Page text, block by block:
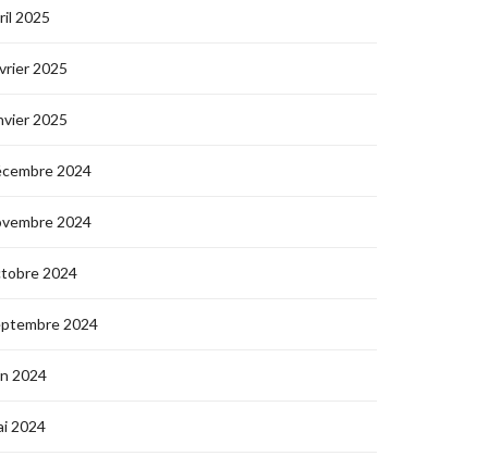
2025
2025
2025
2024
2024
2024
2024
2024
2024